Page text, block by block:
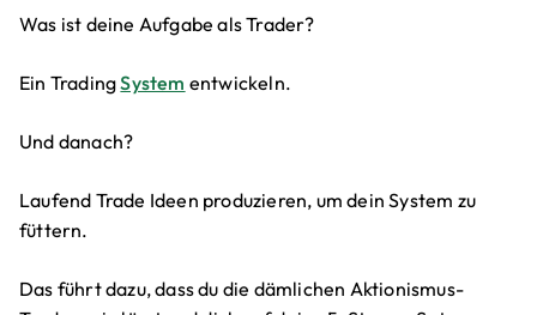
Was ist deine Aufgabe als Trader?
Ein TradingSystem entwickeln.
Und danach?
Laufend Trade Ideen produzieren, um dein System zu
füttern.
Das führt dazu, dass du die dämlichen Aktionismus-